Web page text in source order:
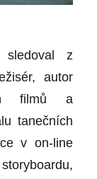
sledoval z
autor
filmů a
tanečních
v on-line